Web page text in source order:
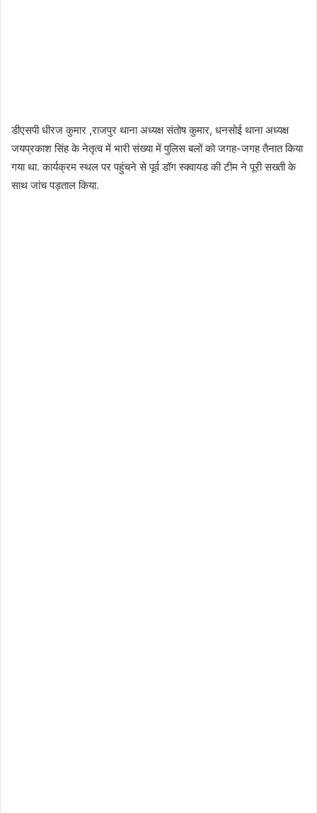
डीएसपी धीरज कुमार ,राजपुर थाना अध्यक्ष संतोष कुमार, धनसोई थाना अध्यक्ष
जयप्रकाश सिंह के नेतृत्व में भारी संख्या में पुलिस बलों को जगह-जगह तैनात किया
गया था. कार्यक्रम स्थल पर पहुंचने से पूर्व डॉग स्क्वायड की टीम ने पूरी सख्ती के
साथ जांच पड़ताल किया.